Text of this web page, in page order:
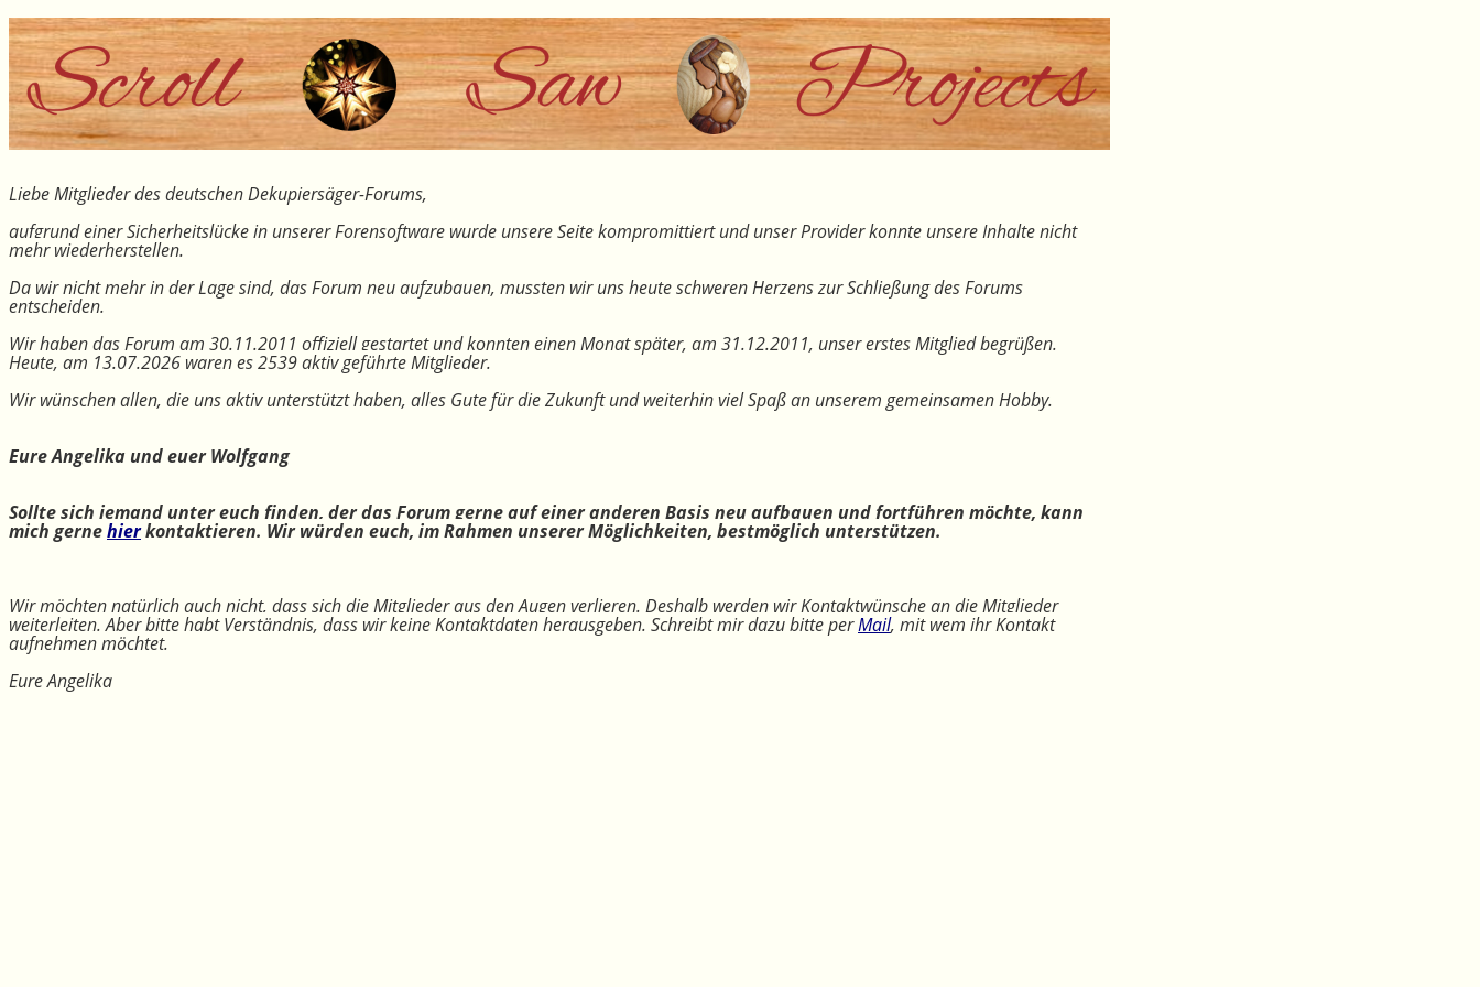
Liebe Mitglieder des deutschen Dekupiersäger-Forums,
aufgrund einer Sicherheitslücke in unserer Forensoftware wurde unsere Seite kompromittiert und unser Provider konnte unsere Inhalte nicht
mehr wiederherstellen.
Da wir nicht mehr in der Lage sind, das Forum neu aufzubauen, mussten wir uns heute schweren Herzens zur Schließung des Forums
entscheiden.
Wir haben das Forum am 30.11.2011 offiziell gestartet und konnten einen Monat später, am 31.12.2011, unser erstes Mitglied begrüßen.
Heute, am 13.07.2026 waren es 2539 aktiv geführte Mitglieder.
Wir wünschen allen, die uns aktiv unterstützt haben, alles Gute für die Zukunft und weiterhin viel Spaß an unserem gemeinsamen Hobby.
Eure Angelika und euer Wolfgang
Sollte sich jemand unter euch finden, der das Forum gerne auf einer anderen Basis neu aufbauen und fortführen möchte, kann
mich gernehierkontaktieren. Wir würden euch, im Rahmen unserer Möglichkeiten, bestmöglich unterstützen.
Wir möchten natürlich auch nicht, dass sich die Mitglieder aus den Augen verlieren. Deshalb werden wir Kontaktwünsche an die Mitglieder
weiterleiten. Aber bitte habt Verständnis, dass wir keine Kontaktdaten herausgeben. Schreibt mir dazu bitte perMail, mit wem ihr Kontakt
aufnehmen möchtet.
Eure Angelika